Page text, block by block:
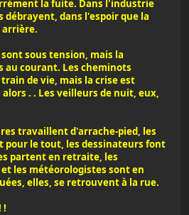
la fuite. Dans l'industrie
débrayent, dans l'espoir que la
arrière.
sont sous tension, mais la
au courant. Les cheminots
de vie, mais la crise est
. . Les veilleurs de nuit, eux,
travaillent d'arrache-pied, les
pour le tout, les dessinateurs font
partent en retraite, les
les météorologistes sont en
elles, se retrouvent à la rue.
!